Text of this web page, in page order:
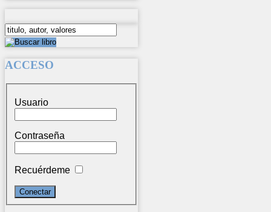
ACCESO
Usuario
Contraseña
Recuérdeme